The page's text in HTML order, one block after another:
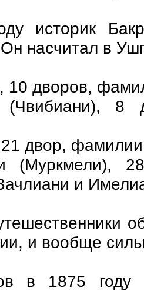
историк
насчитал в
10 дворов,
(Чвибиани), 8
двор,
(Муркмели),
и
и вообще
в 1875 году